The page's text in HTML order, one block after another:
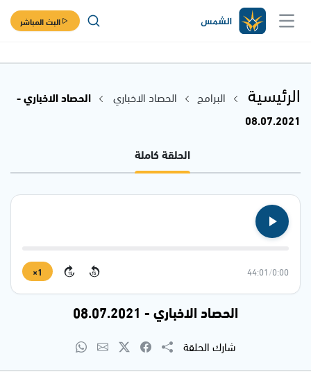
البث المباشر
الرئيسية البرامج الحصاد الاخباري
الحصاد الاخباري -
08.07.2021
الحلقة كاملة
0:00
/
44:01
15
15
1×
الحصاد الاخباري - 08.07.2021
شارك الحلقة